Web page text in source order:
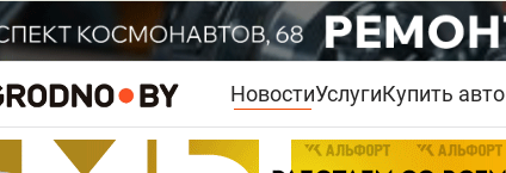
НовостиУслугиКупить авто